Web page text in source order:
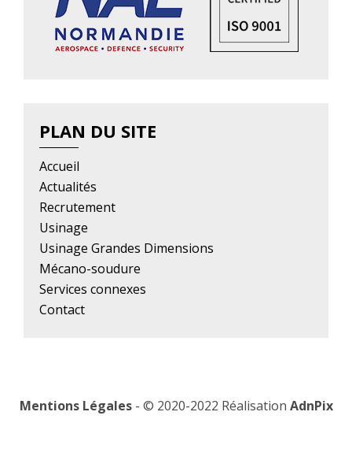
PLAN DU SITE
Accueil
Actualités
Recrutement
Usinage
Usinage Grandes Dimensions
Mécano-soudure
Services connexes
Contact
Mentions Légales- © 2020-2022 Réalisation AdnPix